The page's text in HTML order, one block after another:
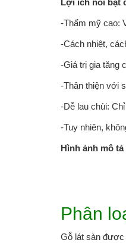
-Thẩm mỹ cao:
-Cách nhiệt,
-Giá trị gia tăng
-Thân thiện với
-Dễ lau chùi:
-Tuy nhiên,
Hình ảnh mô
Phân
Gỗ lát sàn được